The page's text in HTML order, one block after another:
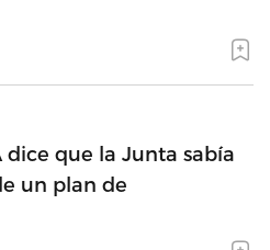
dice que la Junta sabía
un plan de